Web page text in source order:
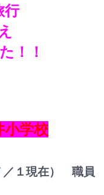
行
！！
学校
／１現在） 職員